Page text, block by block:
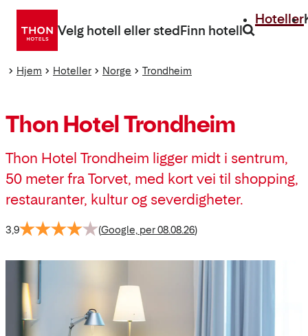
Gå
direkte
Velg hotell eller stedFinn hotell
Hoteller
Hjem Hoteller Norge Trondheim
Thon Hotel Trondheim
Thon Hotel Trondheim ligger midt i sentrum,
50 meter fra Torvet, med kort vei til shopping,
restauranter, kultur og severdigheter.
3,9 (Google, per 08.08.26)